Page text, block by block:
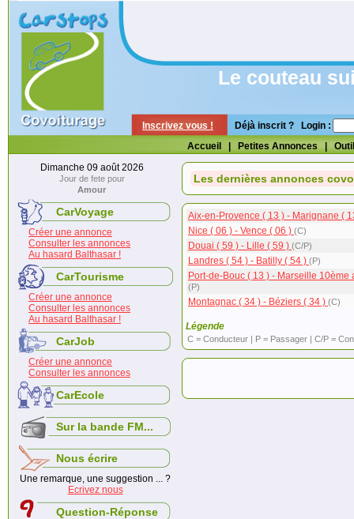
Le couteau
Inscrivez vous !
Déjà inscrit ? Login :
Accueil
Petites Annonces |
Dimanche 09 août 2026
Jour de fete pour
Amour
CarVoyage
Créer une annonce
Consulter les annonces
Au hasard Balthasar !
CarTourisme
Créer une annonce
Consulter les annonces
Au hasard Balthasar !
CarJob
Créer une annonce
Consulter les annonces
CarEcole
Sur la bande FM...
Nous écrire
Une remarque, une suggestion ... ?
Ecrivez nous
Question-Réponse
Les dernières annonces
Aix-en-Provence ( 13 ) - Marignane (
Nice ( 06 ) - Vence ( 06 ) (C)
Douai ( 59 ) - Lille ( 59 ) (C/P)
Landres ( 54 ) - Batilly ( 54 ) (P)
Port-de-Bouc ( 13 ) - Marseille 10ème
(P)
Montagnac ( 34 ) - Béziers ( 34 ) (C)
Légende
C = Conducteur | P = Passager | C/P =